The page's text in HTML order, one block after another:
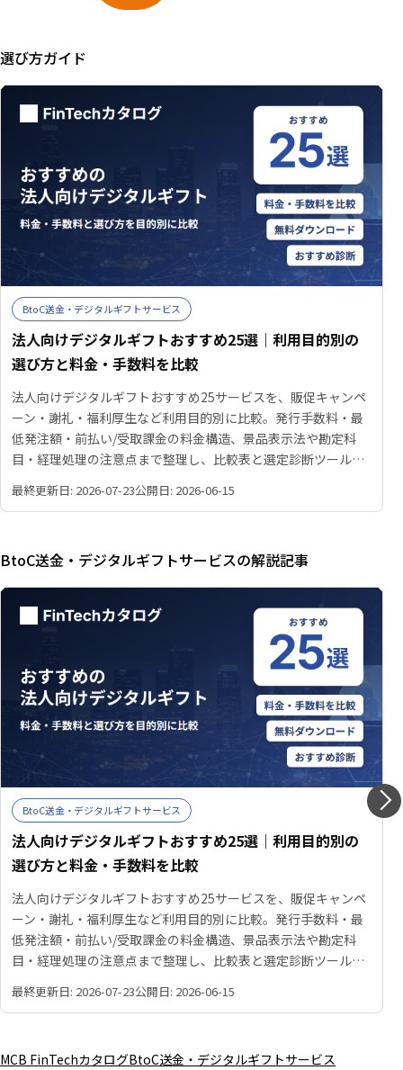
選び方ガイド
BtoC送金・デジタルギフトサービス
法人向けデジタルギフトおすすめ25選｜利用目的別の
選び方と料金・手数料を比較
法人向けデジタルギフトおすすめ25サービスを、販促キャンペ
ーン・謝礼・福利厚生など利用目的別に比較。発行手数料・最
低発注額・前払い/受取課金の料金構造、景品表示法や勘定科
目・経理処理の注意点まで整理し、比較表と選定診断ツールで
最終更新日: 2026-07-23公開日: 2026-06-15
BtoC送金・デジタルギフトサービスの解説記事
BtoC送金・デジタルギフトサービス
法人向けデジタルギフトおすすめ25選｜利用目的別の
選び方と料金・手数料を比較
法人向けデジタルギフトおすすめ25サービスを、販促キャンペ
ーン・謝礼・福利厚生など利用目的別に比較。発行手数料・最
低発注額・前払い/受取課金の料金構造、景品表示法や勘定科
目・経理処理の注意点まで整理し、比較表と選定診断ツールで
最終更新日: 2026-07-23公開日: 2026-06-15
MCB FinTechカタログBtoC送金・デジタルギフトサービス